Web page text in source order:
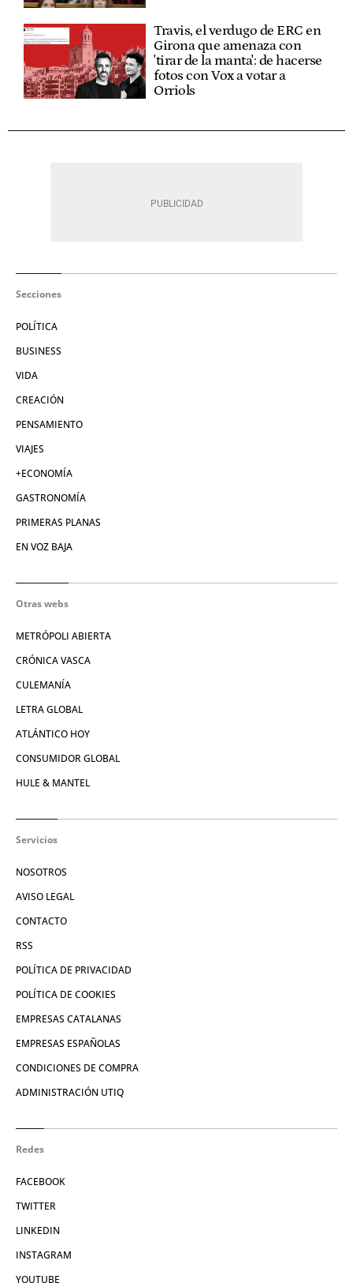
Travis, el verdugo de ERC en
Girona que amenaza con
'tirar de la manta': de hacerse
fotos con Vox a votar a
Orriols
Secciones
POLÍTICA
BUSINESS
VIDA
CREACIÓN
PENSAMIENTO
VIAJES
+ECONOMÍA
GASTRONOMÍA
PRIMERAS PLANAS
EN VOZ BAJA
Otras webs
METRÓPOLI ABIERTA
CRÓNICA VASCA
CULEMANÍA
LETRA GLOBAL
ATLÁNTICO HOY
CONSUMIDOR GLOBAL
HULE & MANTEL
Servicios
NOSOTROS
AVISO LEGAL
CONTACTO
RSS
POLÍTICA DE PRIVACIDAD
POLÍTICA DE COOKIES
EMPRESAS CATALANAS
EMPRESAS ESPAÑOLAS
CONDICIONES DE COMPRA
ADMINISTRACIÓN UTIQ
Redes
FACEBOOK
TWITTER
LINKEDIN
INSTAGRAM
YOUTUBE